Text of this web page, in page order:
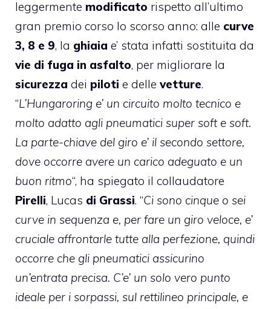
leggermente modificato rispetto all’ultimo
gran premio corso lo scorso anno: alle curve
3, 8 e 9, la ghiaia e’ stata infatti sostituita da
vie di fuga in asfalto, per migliorare la
sicurezza dei piloti e delle vetture.
“L’Hungaroring e’ un circuito molto tecnico e
molto adatto agli pneumatici super soft e soft.
La parte-chiave del giro e’ il secondo settore,
dove occorre avere un carico adeguato e un
buon ritmo“, ha spiegato il collaudatore
Pirelli, Lucas di Grassi. “Ci sono cinque o sei
curve in sequenza e, per fare un giro veloce, e’
cruciale affrontarle tutte alla perfezione, quindi
occorre che gli pneumatici assicurino
un’entrata precisa. C’e’ un solo vero punto
ideale per i sorpassi, sul rettilineo principale, e